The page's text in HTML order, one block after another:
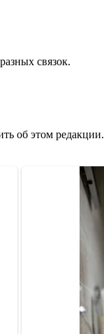
связок.
об этом редакции.